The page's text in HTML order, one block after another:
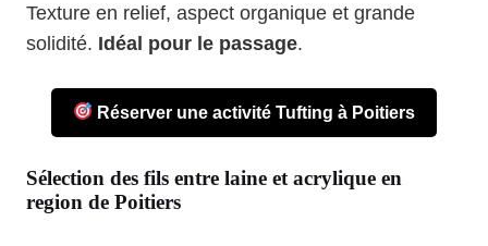
Texture en relief, aspect organique et grande
solidité. Idéal pour le passage.
Réserver une activité Tufting à Poitiers
Sélection des fils entre laine et acrylique en
region de Poitiers